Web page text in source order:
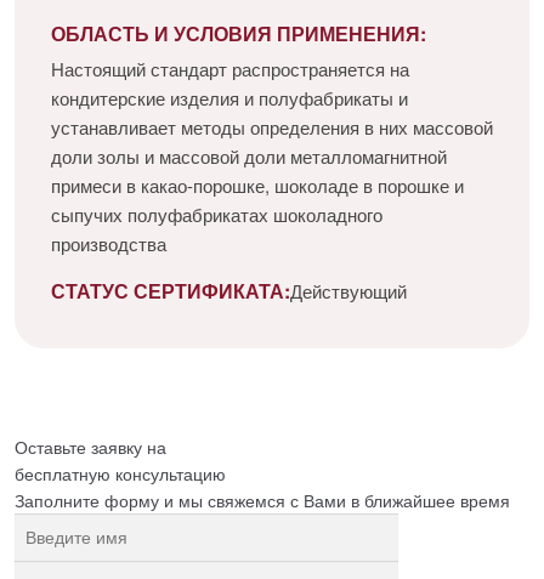
ОБЛАСТЬ И УСЛОВИЯ ПРИМЕНЕНИЯ:
Настоящий стандарт распространяется на
кондитерские изделия и полуфабрикаты и
устанавливает методы определения в них массовой
доли золы и массовой доли металломагнитной
примеси в какао-порошке, шоколаде в порошке и
сыпучих полуфабрикатах шоколадного
производства
СТАТУС СЕРТИФИКАТА:Действующий
Оставьте заявку на
бесплатную консультацию
Заполните форму и мы свяжемся с Вами в ближайшее время